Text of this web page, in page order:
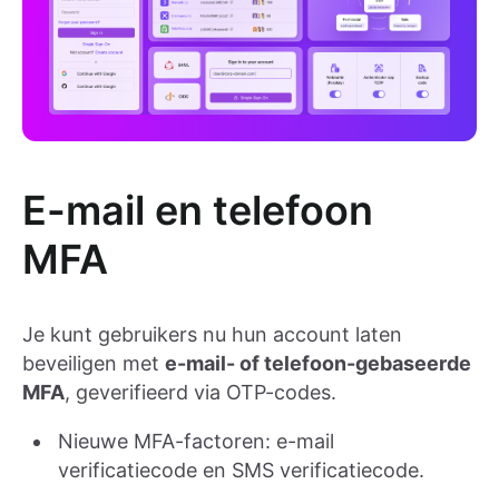
E-mail en telefoon
MFA
Je kunt gebruikers nu hun account laten
beveiligen met e-mail- of telefoon-gebaseerde
MFA, geverifieerd via OTP-codes.
Nieuwe MFA-factoren: e-mail
verificatiecode en SMS verificatiecode.